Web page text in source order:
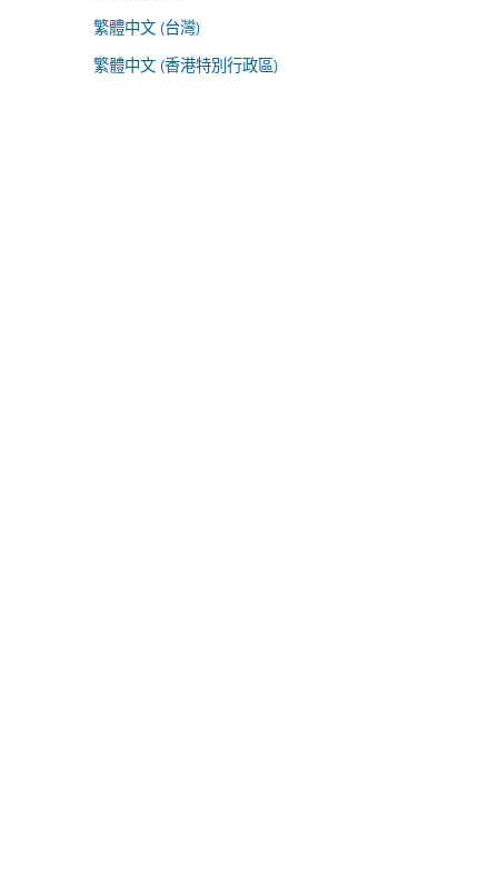
繁體中文 (台灣)
繁體中文 (香港特別行政區)